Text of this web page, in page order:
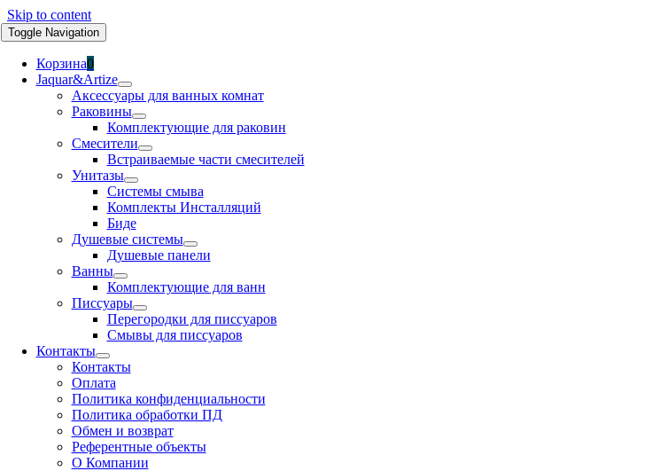
Skip to content
Toggle Navigation
Корзина0
Jaquar&Artize
Аксессуары для ванных комнат
Раковины
Комплектующие для раковин
Смесители
Встраиваемые части смесителей
Унитазы
Системы смыва
Комплекты Инсталляций
Биде
Душевые системы
Душевые панели
Ванны
Комплектующие для ванн
Писсуары
Перегородки для писсуаров
Смывы для писсуаров
Контакты
Контакты
Оплата
Политика конфиденциальности
Политика обработки ПД
Обмен и возврат
Референтные объекты
О Компании